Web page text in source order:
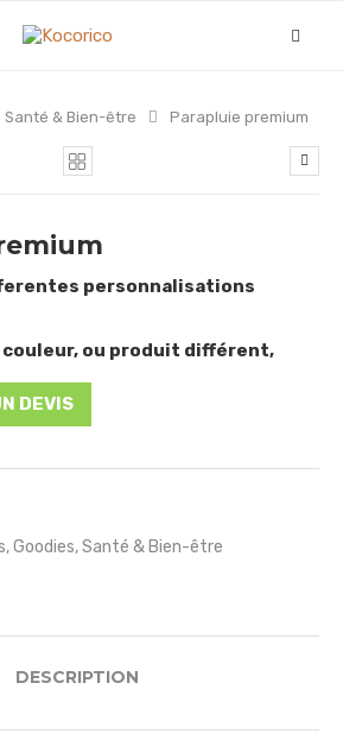
Santé & Bien-être Parapluie premium
personnalisations
couleur, ou produit différent,
DEVIS
,Goodies,Santé & Bien-être
DESCRIPTION